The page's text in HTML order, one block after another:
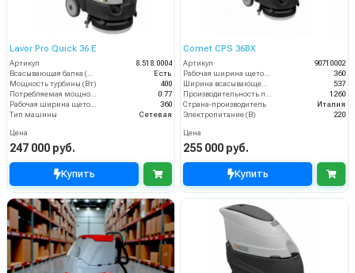
Lavor Pro Quick 36 E
Артикул
8.518.0004
Есть
Мощность турбины (Вт)
400
0.77
360
Тип машины
Сетевая
Цена
247 000 руб.
Купить
Comet CPS 36BX
Артикул
90710002
360
537
1260
Страна-производитель
Италия
Электропитание (В)
220
Цена
255 000 руб.
Купить